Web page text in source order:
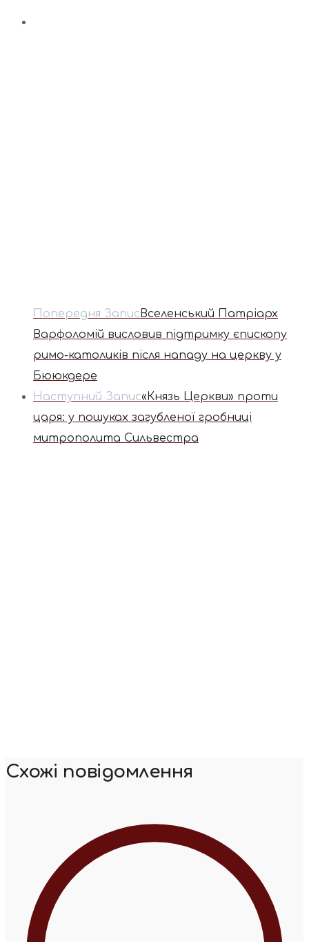
Попередня Запис Вселенський Патріарх
Варфоломій висловив підтримку єпископу
римо-католиків після нападу на церкву у
Бююкдере
Наступний Запис«Князь Церкви» проти
царя: у пошуках загубленої гробниці
митрополита Сильвестра
Схожі повідомлення